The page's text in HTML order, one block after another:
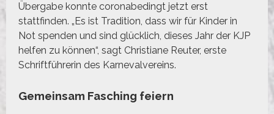
Übergabe konnte coronabedingt jetzt erst
stattfinden. „Es ist Tradition, dass wir für Kinder in
Not spenden und sind glücklich, dieses Jahr der KJP
helfen zu können“, sagt Christiane Reuter, erste
Schriftführerin des Karnevalvereins.
Gemeinsam Fasching feiern